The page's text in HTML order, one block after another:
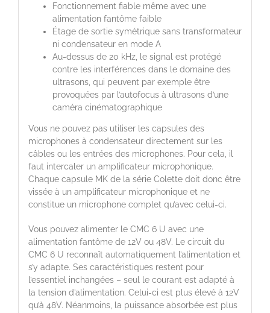
Fonctionnement fiable même avec une
alimentation fantôme faible
Étage de sortie symétrique sans transformateur
ni condensateur en mode A
Au-dessus de 20 kHz, le signal est protégé
contre les interférences dans le domaine des
ultrasons, qui peuvent par exemple être
provoquées par l’autofocus à ultrasons d’une
caméra cinématographique
Vous ne pouvez pas utiliser les capsules des
microphones à condensateur directement sur les
câbles ou les entrées des microphones. Pour cela, il
faut intercaler un amplificateur microphonique.
Chaque capsule MK de la série Colette doit donc être
vissée à un amplificateur microphonique et ne
constitue un microphone complet qu’avec celui-ci.
Vous pouvez alimenter le CMC 6 U avec une
alimentation fantôme de 12V ou 48V. Le circuit du
CMC 6 U reconnaît automatiquement l’alimentation et
s’y adapte. Ses caractéristiques restent pour
l’essentiel inchangées – seul le courant est adapté à
la tension d’alimentation. Celui-ci est plus élevé à 12V
qu’à 48V. Néanmoins, la puissance absorbée est plus